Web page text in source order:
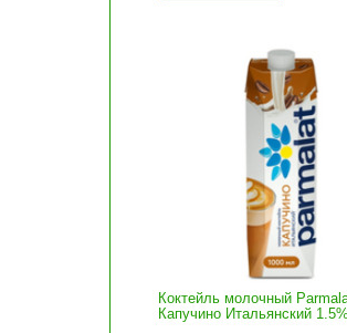
Коктейль молочный
Капучино Итальянский